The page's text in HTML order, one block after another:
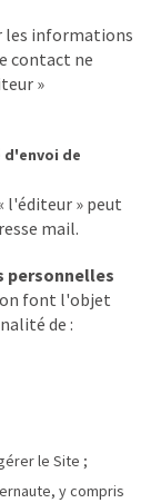
les informations
contact ne
»
d'envoi de
l'éditeur » peut
mail.
personnelles
font l'objet
de :
le Site ;
y compris